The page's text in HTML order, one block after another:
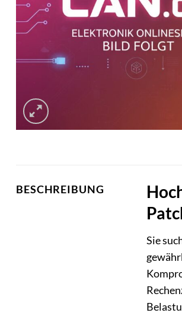
BESCHREIBUNG
Sie